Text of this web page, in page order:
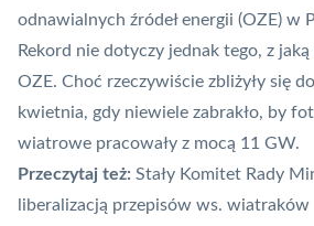
odnawialnych źródeł energii (OZE) w
Rekord nie dotyczy jednak tego, z
OZE. Choć rzeczywiście zbliżyły się
kwietnia, gdy niewiele zabrakło, by
wiatrowe pracowały z mocą 11 GW.
Przeczytaj też: Stały Komitet Rady
liberalizacją przepisów ws. wiatraków